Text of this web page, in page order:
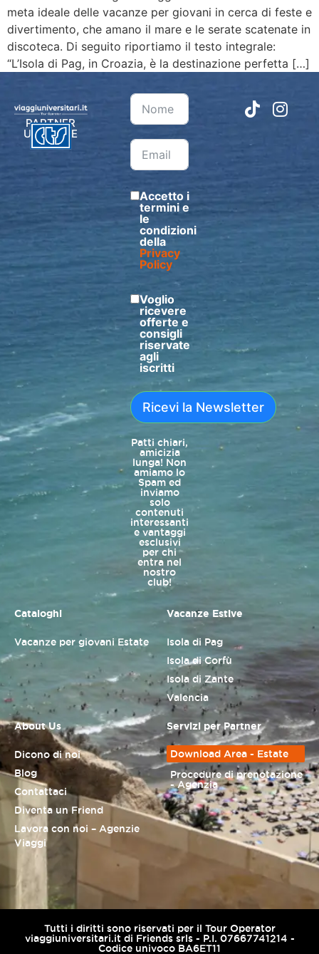
meta ideale delle vacanze per giovani in cerca di feste e
divertimento, che amano il mare e le serate scatenate in
discoteca. Di seguito riportiamo il testo integrale:
“L’Isola di Pag, in Croazia, è la destinazione perfetta […]
PARTNER
UFFICIALE
Accetto i
termini e
le
condizioni
della
Privacy
Policy
Voglio
ricevere
offerte e
consigli
riservate
agli
iscritti
Ricevi la Newsletter
Patti chiari,
amicizia
lunga! Non
amiamo lo
Spam ed
inviamo
solo
contenuti
interessanti
e vantaggi
esclusivi
per chi
entra nel
nostro
club!
Cataloghi
Vacanze per giovani Estate
Vacanze Estive
Isola di Pag
Isola di Corfù
Isola di Zante
Valencia
About Us
Dicono di noi
Blog
Contattaci
Diventa un Friend
Lavora con noi – Agenzie
Viaggi
Servizi per Partner
Download Area - Estate
Procedure di prenotazione
- Agenzia
Tutti i diritti sono riservati per il Tour Operator
viaggiuniversitari.it di Friends srls - P.I. 07667741214 -
Codice univoco BA6ET11